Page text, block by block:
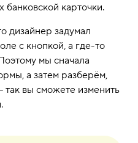
карточки.
дизайнер задумал
с кнопкой, а где-то
мы сначала
а затем разберём,
так вы сможете изменить